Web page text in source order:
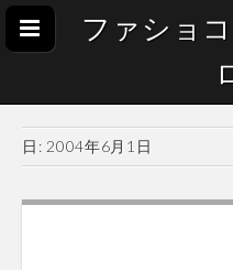
ファショ
日: 2004年6月1日